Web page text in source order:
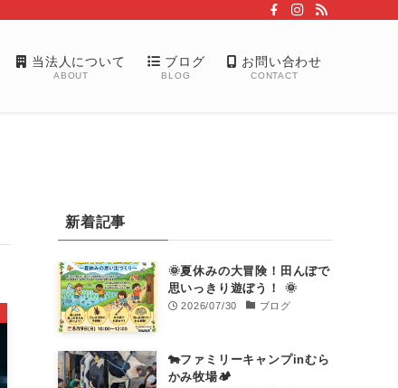
当法人について
ABOUT
ブログ
BLOG
お問い合わせ
CONTACT
新着記事
🌞夏休みの大冒険！田んぼで
思いっきり遊ぼう！ 🌞
2026/07/30 ブログ
🐄ファミリーキャンプinむら
かみ牧場🏕️